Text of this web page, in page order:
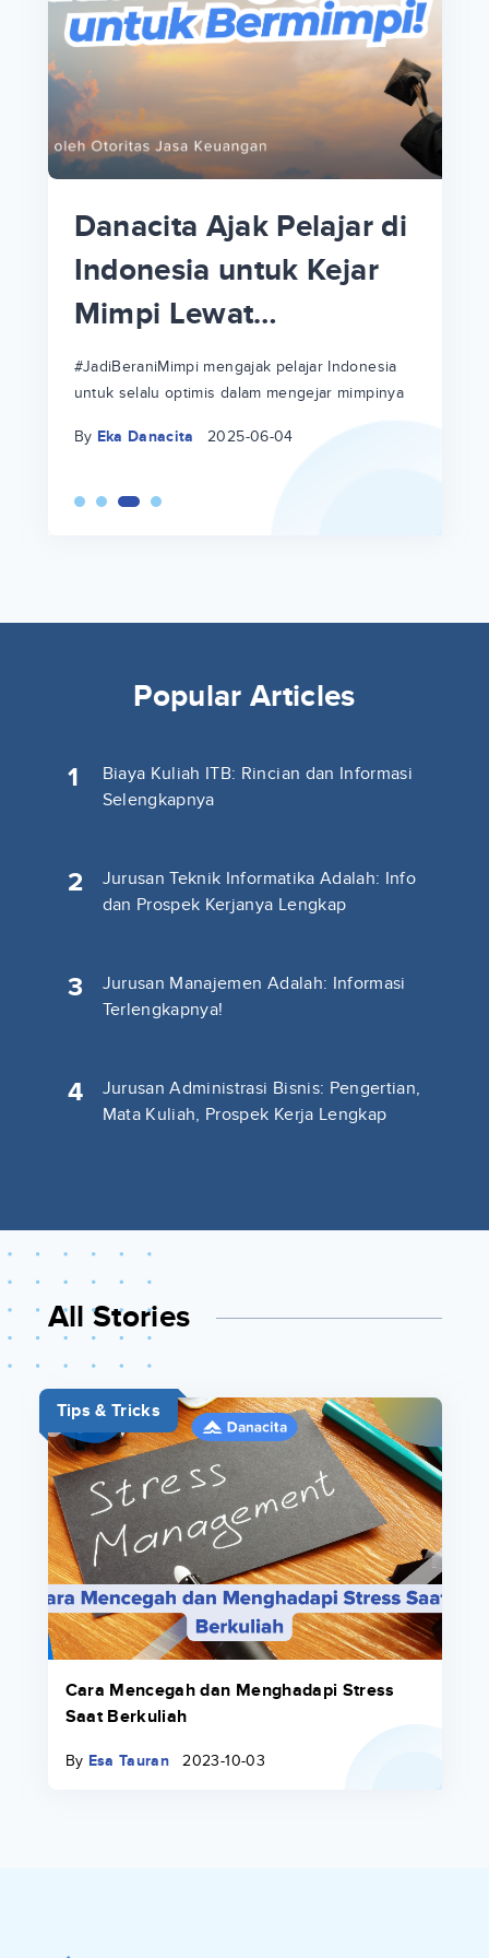
Danacita Ajak Pelajar di
Indonesia untuk Kejar
Mimpi Lewat
#JadiBeraniMimpi
#JadiBeraniMimpi mengajak pelajar Indonesia
untuk selalu optimis dalam mengejar mimpinya
By Eka Danacita 2025-06-04
Popular Articles
1
Biaya Kuliah ITB: Rincian dan Informasi
Selengkapnya
2
Jurusan Teknik Informatika Adalah: Info
dan Prospek Kerjanya Lengkap
3
Jurusan Manajemen Adalah: Informasi
Terlengkapnya!
4
Jurusan Administrasi Bisnis: Pengertian,
Mata Kuliah, Prospek Kerja Lengkap
All Stories
Tips & Tricks
Cara Mencegah dan Menghadapi Stress
Saat Berkuliah
By Esa Tauran 2023-10-03